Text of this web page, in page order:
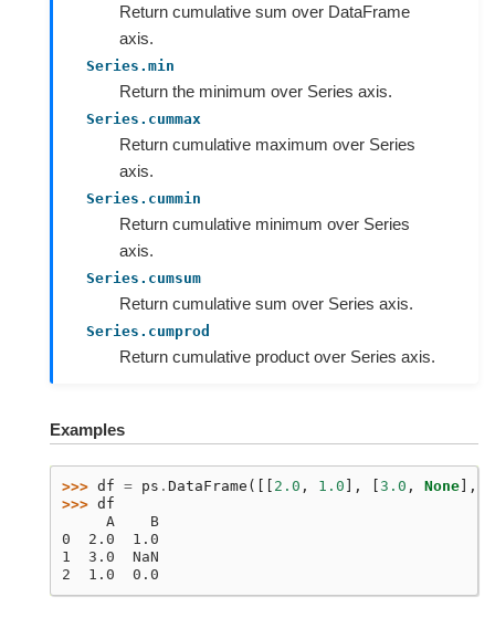
Return cumulative sum over DataFrame
axis.
Series.min
Return the minimum over Series axis.
Series.cummax
Return cumulative maximum over Series
axis.
Series.cummin
Return cumulative minimum over Series
axis.
Series.cumsum
Return cumulative sum over Series axis.
Series.cumprod
Return cumulative product over Series axis.
Examples
>>> df = ps . DataFrame ([[ 2.0 , 1.0 ], 3.0 , None ],
>>> df
     A    B
0  2.0  1.0
1  3.0  NaN
2  1.0  0.0